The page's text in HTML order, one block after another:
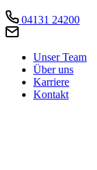
04131 24200
Unser Team
Über uns
Karriere
Kontakt